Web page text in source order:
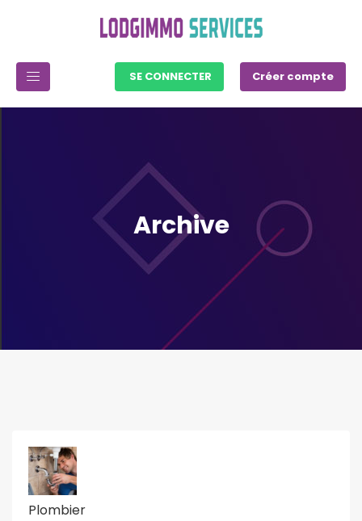
SE CONNECTER Créer compte
Archive
Plombier